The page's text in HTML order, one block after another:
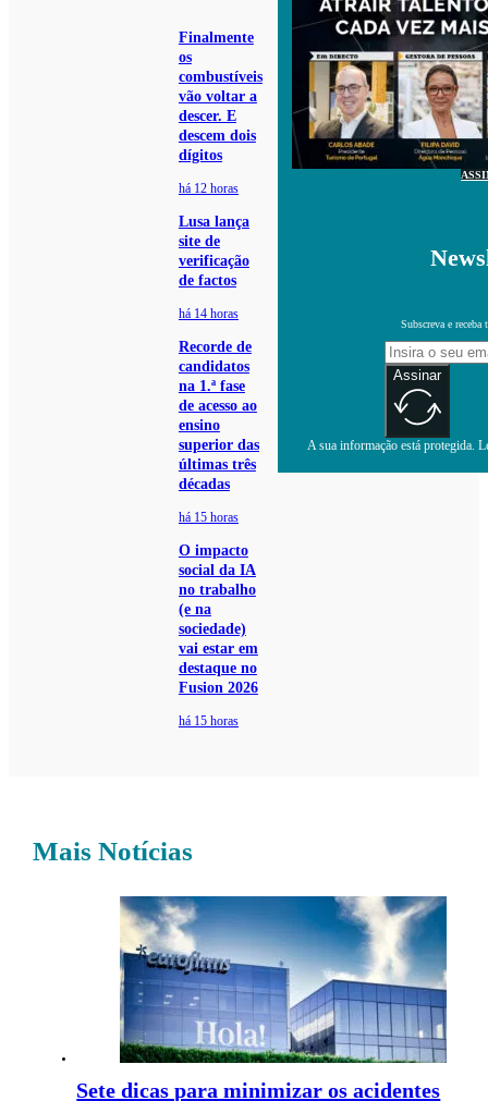
Finalmente
os
combustíveis
vão voltar a
descer. E
descem dois
dígitos
há 12 horas
Lusa lança
site de
verificação
de factos
há 14 horas
Recorde de
candidatos
na 1.ª fase
de acesso ao
ensino
superior das
últimas três
décadas
há 15 horas
O impacto
social da IA
no trabalho
(e na
sociedade)
vai estar em
destaque no
Fusion 2026
há 15 horas
Subscreva e receba
Assinar
A sua informação está protegida.
Mais Notícias
Sete dicas para minimizar os acidentes